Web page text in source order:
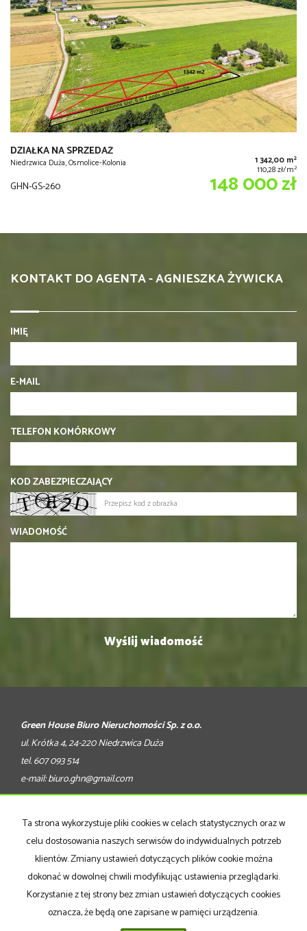
DZIAŁKA NA SPRZEDAŻ
Niedrzwica Duża, Osmolice-Kolonia 1 342,00 m2
110,28 zł/m2
GHN-GS-260 148 000 zł
KONTAKT DO AGENTA - AGNIESZKA ŻYWICKA
IMIĘ
E-MAIL
TELEFON KOMÓRKOWY
KOD ZABEZPIECZAJĄCY
WIADOMOŚĆ
Green House Biuro Nieruchomości Sp. z o.o.
ul. Krótka 4, 24-220 Niedrzwica Duża
tel. 607 093 514
e-mail:biuro.ghn@gmail.com
Domyna wynajem
Działkina wynajem
Lokalena wynajem
Halena wynajem
Obiekty na wynajem
Mieszkaniana sprzedaż
na sprzedaż
Działkina sprzedaż
Ta strona wykorzystuje pliki cookies w celach statystycznych oraz w
celu dostosowania naszych serwisów do indywidualnych potrzeb
klientów. Zmiany ustawień dotyczących plików cookie można
dokonać w dowolnej chwili modyfikując ustawienia przeglądarki.
Korzystanie z tej strony bez zmian ustawień dotyczących cookies
oznacza, że będą one zapisane w pamięci urządzenia.